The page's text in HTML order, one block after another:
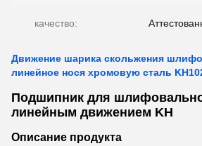
качество:
Движение шарика скольжения
линейное нося хромовую сталь
Подшипник для
линейным движением KH
Описание продукта